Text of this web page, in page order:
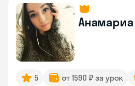
Анамариа
5 от 1590 ₽ за урок